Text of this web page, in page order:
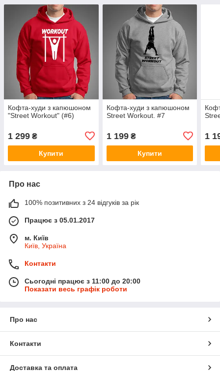
Кофта-худи з капюшоном
"Street Workout" (#6)
1 299 ₴
Купити
Кофта-худи з капюшоном
Street Workout. #7
1 199₴
Купити
1
Про нас
100% позитивних з 24 відгуків за рік
Працює з 05.01.2017
м. Київ
Київ, Україна
Контакти
Сьогодні працює з 11:00 до 20:00
Показати весь графік роботи
Про нас
Контакти
Доставка та оплата